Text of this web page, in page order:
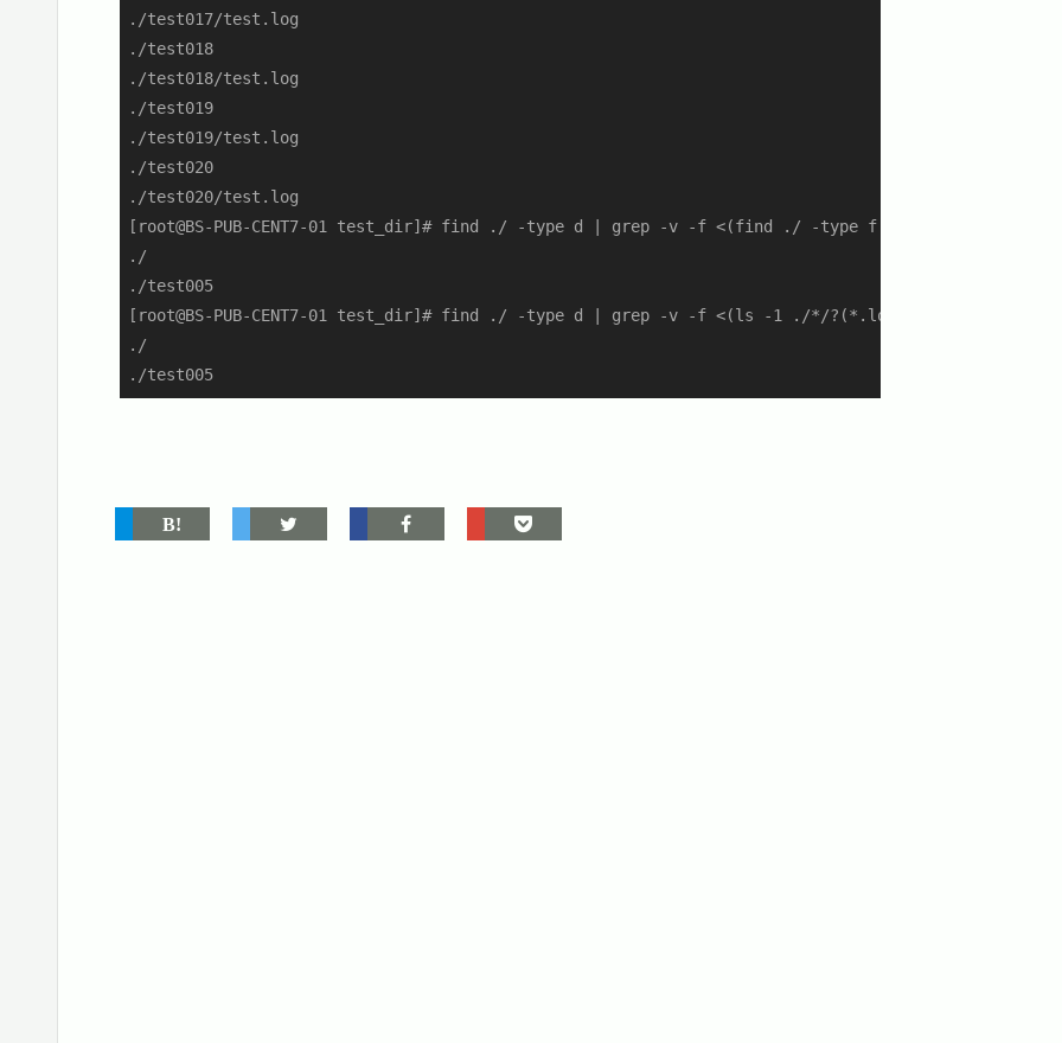
./test017/test.log
./test018
./test018/test.log
./test019
./test019/test.log
./test020
./test020/test.log
[root@BS-PUB-CENT7-01 test_dir]# find ./ -type d | grep -v -f <(find ./ -type f -name "*.log" -
./
./test005
[root@BS-PUB-CENT7-01 test_dir]# find ./ -type d | grep -v -f <(ls -1 ./*/?(*.log)|dirname $(cat))
./
./test005